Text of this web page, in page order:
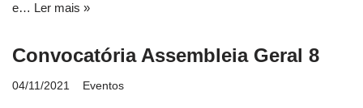
e… Ler mais »
Convocatória Assembleia Geral 8
04/11/2021 Eventos